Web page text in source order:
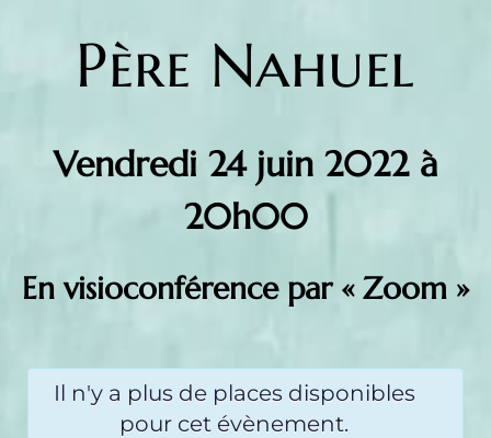
Père Nahuel
Vendredi 24 juin 2022 à
20h00
En visioconférence par « Zoom »
Il n'y a plus de places disponibles
pour cet évènement.